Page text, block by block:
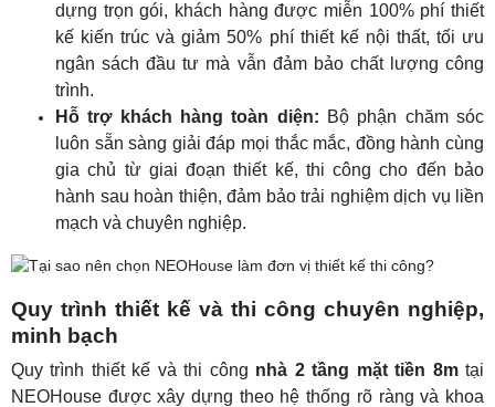
dựng trọn gói, khách hàng được miễn 100% phí thiết
kế kiến trúc và giảm 50% phí thiết kế nội thất, tối ưu
ngân sách đầu tư mà vẫn đảm bảo chất lượng công
trình.
Hỗ trợ khách hàng toàn diện: Bộ phận chăm sóc
luôn sẵn sàng giải đáp mọi thắc mắc, đồng hành cùng
gia chủ từ giai đoạn thiết kế, thi công cho đến bảo
hành sau hoàn thiện, đảm bảo trải nghiệm dịch vụ liền
mạch và chuyên nghiệp.
Quy trình thiết kế và thi công chuyên nghiệp,
minh bạch
Quy trình thiết kế và thi công nhà 2 tầng mặt tiền 8mtại
NEOHouse được xây dựng theo hệ thống rõ ràng và khoa